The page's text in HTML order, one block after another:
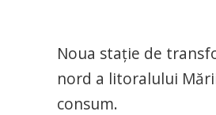
Noua stație de
nord a litoralului
consum.